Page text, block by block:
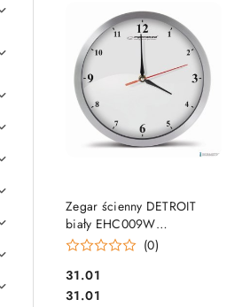
Zegar ścienny DETROIT
biały EHC009W
ESPERANZA (0)
Cena:
31.01
Cena:
31.01
DO KOSZYKA